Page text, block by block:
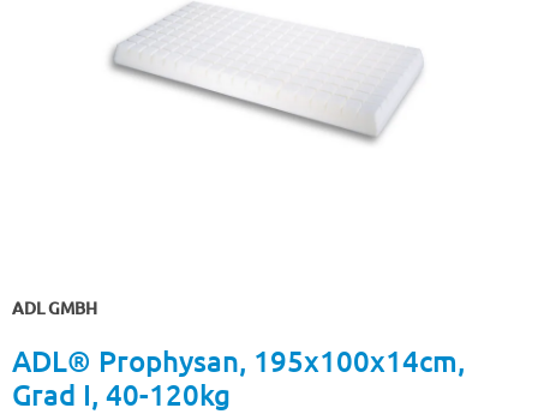
ADL GMBH
ADL® Prophysan, 195x100x14cm,
Grad I, 40-120kg